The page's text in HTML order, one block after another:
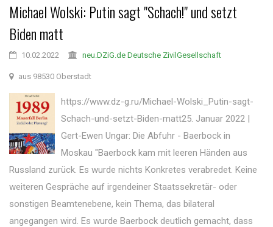
Michael Wolski: Putin sagt "Schach!" und setzt
Biden matt
10.02.2022 neu.DZiG.de Deutsche ZivilGesellschaft
aus 98530 Oberstadt
https://www.dz-g.ru/Michael-Wolski_Putin-sagt-
Schach-und-setzt-Biden-matt25. Januar 2022 |
Gert-Ewen Ungar: Die Abfuhr - Baerbock in
Moskau "Baerbock kam mit leeren Händen aus
Russland zurück. Es wurde nichts Konkretes verabredet. Keine
weiteren Gespräche auf irgendeiner Staatssekretär- oder
sonstigen Beamtenebene, kein Thema, das bilateral
angegangen wird. Es wurde Baerbock deutlich gemacht, dass